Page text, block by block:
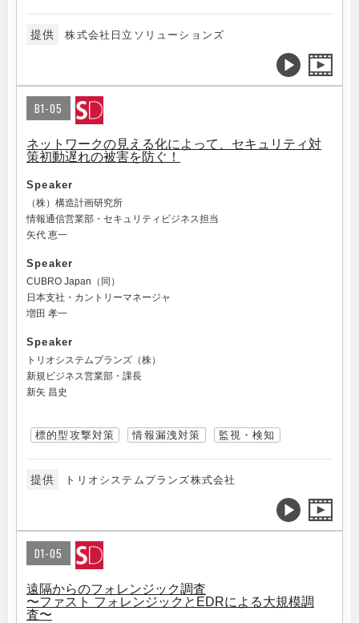
提供 株式会社日立ソリューションズ
B1-05
ネットワークの見える化によって、セキュリティ対
策初動遅れの被害を防ぐ！
Speaker
（株）構造計画研究所
情報通信営業部・セキュリティビジネス担当
矢代 恵一
Speaker
CUBRO Japan（同）
日本支社・カントリーマネージャ
増田 孝一
Speaker
トリオシステムプランズ（株）
新規ビジネス営業部・課長
新矢 昌史
標的型攻撃対策 情報漏洩対策 監視・検知
提供 トリオシステムプランズ株式会社
D1-05
遠隔からのフォレンジック調査
〜ファスト フォレンジックとEDRによる大規模調
査〜